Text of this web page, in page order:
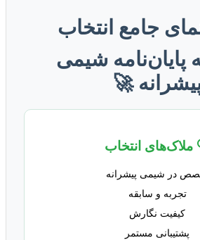
جامع انتخاب
شیمی
🚀
ملاک‌های انتخاب
در شیمی پیشرانه
تجربه و سابقه
کیفیت نگارش
پشتیبانی مستمر